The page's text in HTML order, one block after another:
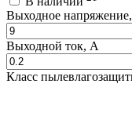
Выходное
Выходной ток, A
Класс